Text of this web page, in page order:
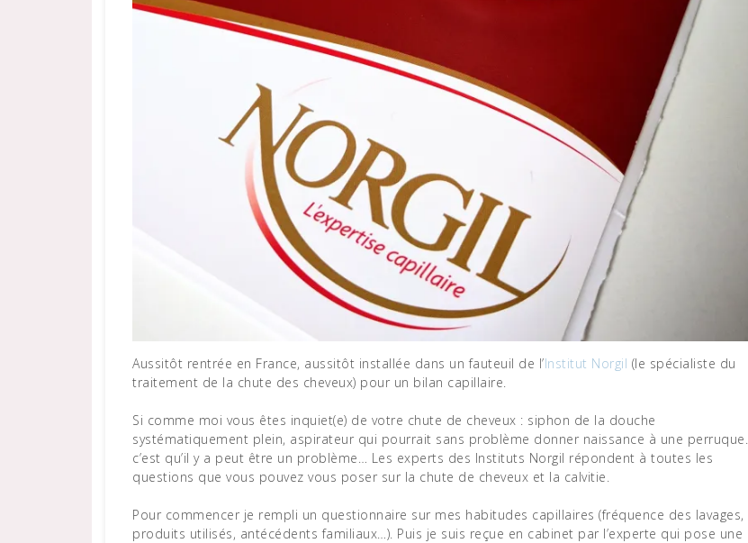
Aussitôt rentrée en France, aussitôt installée dans un fauteuil de l’Institut Norgil (le spécialiste du
traitement de la chute des cheveux) pour un bilan capillaire.
Si comme moi vous êtes inquiet(e) de votre chute de cheveux : siphon de la douche
systématiquement plein, aspirateur qui pourrait sans problème donner naissance à une
c’est qu’il y a peut être un problème… Les experts des Instituts Norgil répondent à toutes les
questions que vous pouvez vous poser sur la chute de cheveux et la calvitie.
Pour commencer je rempli un questionnaire sur mes habitudes capillaires (fréquence des lavages,
produits utilisés, antécédents familiaux…). Puis je suis reçue en cabinet par l’experte qui pose une